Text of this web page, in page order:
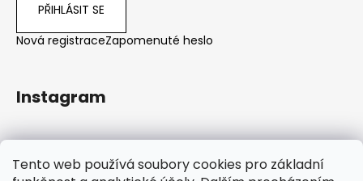
Tento web používá soubory cookies pro základní
PŘIHLÁSIT SE
Nová registraceZapomenuté heslo
Instagram
Sledovat na Instagramu